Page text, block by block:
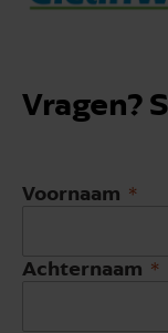
Vragen?
Voornaam
Achternaam